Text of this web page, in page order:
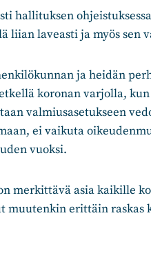
hallituksen
liian laveasti ja myös sen
ja heidän
koronan varjolla,
valmiusasetukseen
ei vaikuta
vuoksi.
merkittävä asia kaikille
muutenkin erittäin raskas